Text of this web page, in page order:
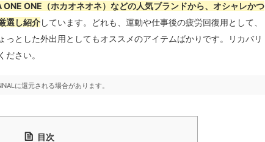
ONE（ホカオネオネ）などの人気ブランドから、オシャレかつ
選し紹介しています。どれも、運動や仕事後の疲労回復用として、
とした外出用としてもオススメのアイテムばかりです。リカバリ
さい。
に還元される場合があります。
目次